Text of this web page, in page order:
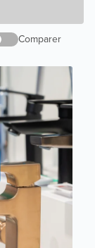
Comparer